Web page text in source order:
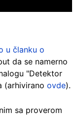
u članku o
da se namerno
"Detektor
(arhivirano ovde).
sa proverom